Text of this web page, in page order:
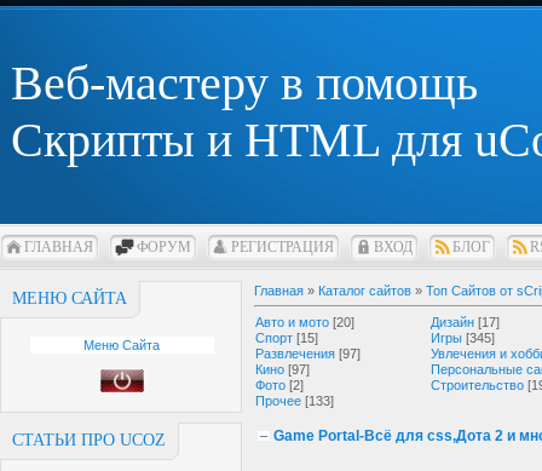
Веб-мастеру в помощь
Скрипты и HTML для
ГЛАВНАЯ ФОРУМ РЕГИСТРАЦИЯ ВХОД БЛОГ
МЕНЮ САЙТА
Меню Сайта
СТАТЬИ ПРО UCOZ
Главная » Каталог сайтов » Топ Сайтов от
Авто и мото [20] Дизайн [17]
Спорт [15] Игры [345]
Развлечения [97]
Увлечения и
Кино [97]
Персональные
Фото [2] Строительство
Прочее [133]
Game Portal-Всё для css,Дота 2 и